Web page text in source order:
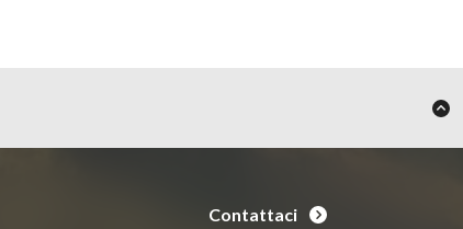
Contattaci